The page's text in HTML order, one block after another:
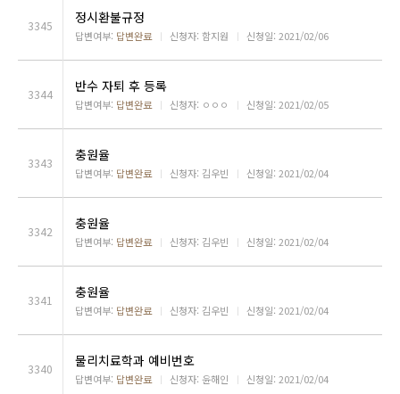
3345 정시환불규정
답변여부: 답변완료 ㅣ 신청자: 함지원 ㅣ 신청일: 2021/02/06
3344 반수 자퇴 후 등록
답변여부: 답변완료 ㅣ 신청자: ㅇㅇㅇ ㅣ 신청일: 2021/02/05
3343 충원율
답변여부: 답변완료 ㅣ 신청자: 김우빈 ㅣ 신청일: 2021/02/04
3342 충원율
답변여부: 답변완료 ㅣ 신청자: 김우빈 ㅣ 신청일: 2021/02/04
3341 충원율
답변여부: 답변완료 ㅣ 신청자: 김우빈 ㅣ 신청일: 2021/02/04
3340 물리치료학과 예비번호
답변여부: 답변완료 ㅣ 신청자: 윤해인 ㅣ 신청일: 2021/02/04